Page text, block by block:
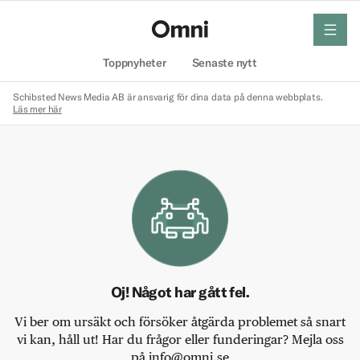
Toppnyheter Senaste nytt
meny
Schibsted News Media AB är ansvarig för dina data på denna webbplats.
Läs mer här
Oj! Något har gått fel.
Vi ber om ursäkt och försöker åtgärda problemet så snart
vi kan, håll ut! Har du frågor eller funderingar? Mejla oss